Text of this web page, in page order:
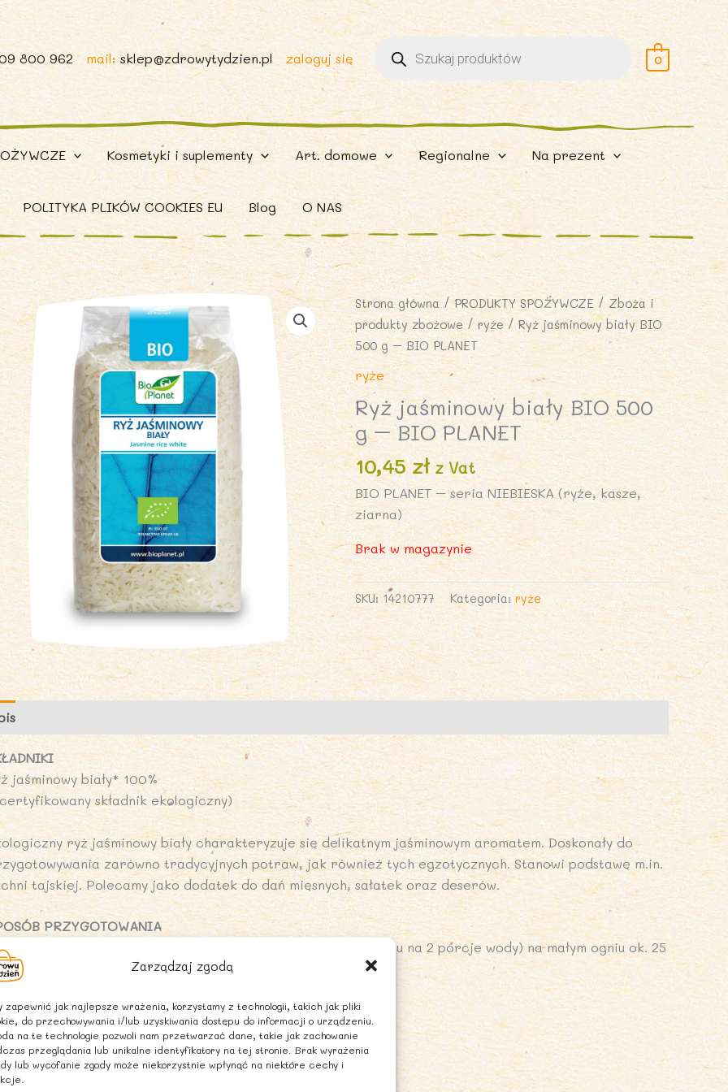
Zarządzaj zgodą
zapewnić jak najlepsze wrażenia, korzystamy z technologii, takich jak pliki
do przechowywania i/lub uzyskiwania dostępu do informacji o urządzeniu.
na te technologie pozwoli nam przetwarzać dane, takie jak zachowanie
przeglądania lub unikalne identyfikatory na tej stronie. Brak wyrażenia
lub wycofanie zgody może niekorzystnie wpłynąć na niektóre cechy i
800 962 mail: sklep@zdrowytydzien.pl zaloguj się
Wyszukiwarka
produktów 0
Kosmetyki i suplementy Art. domowe Regionalne Na prezent
POLITYKA PLIKÓW COOKIES EU Blog O NAS
Strona główna /PRODUKTY SPOŻYWCZE /Zboża i
produkty zbożowe /ryże / Ryż jaśminowy biały BIO
500 g – BIO PLANET
ryże
Ryż jaśminowy biały BIO 500
g – BIO PLANET
10,45zł z Vat
BIO PLANET – seria NIEBIESKA (ryże, kasze,
ziarna)
Brak w magazynie
SKU: 14210777 Kategoria:ryże
jaśminowy biały* 100%
składnik ekologiczny)
ryż jaśminowy biały charakteryzuje się delikatnym jaśminowym aromatem. Doskonały do
zarówno tradycyjnych potraw, jak również tych egzotycznych. Stanowi podstawę m.in.
tajskiej. Polecamy jako dodatek do dań mięsnych, sałatek oraz deserów.
PRZYGOTOWANIA
wypłukany ryż gotować w proporcji 1:2 (1 porcja ryżu na 2 porcje wody) na małym ogniu ok. 25
ODŻYWCZA W 100 g
energetyczna: 1496 kJ / 352 kcal
0,7 g
kwasy tłuszczowe nasycone – 0,2 g